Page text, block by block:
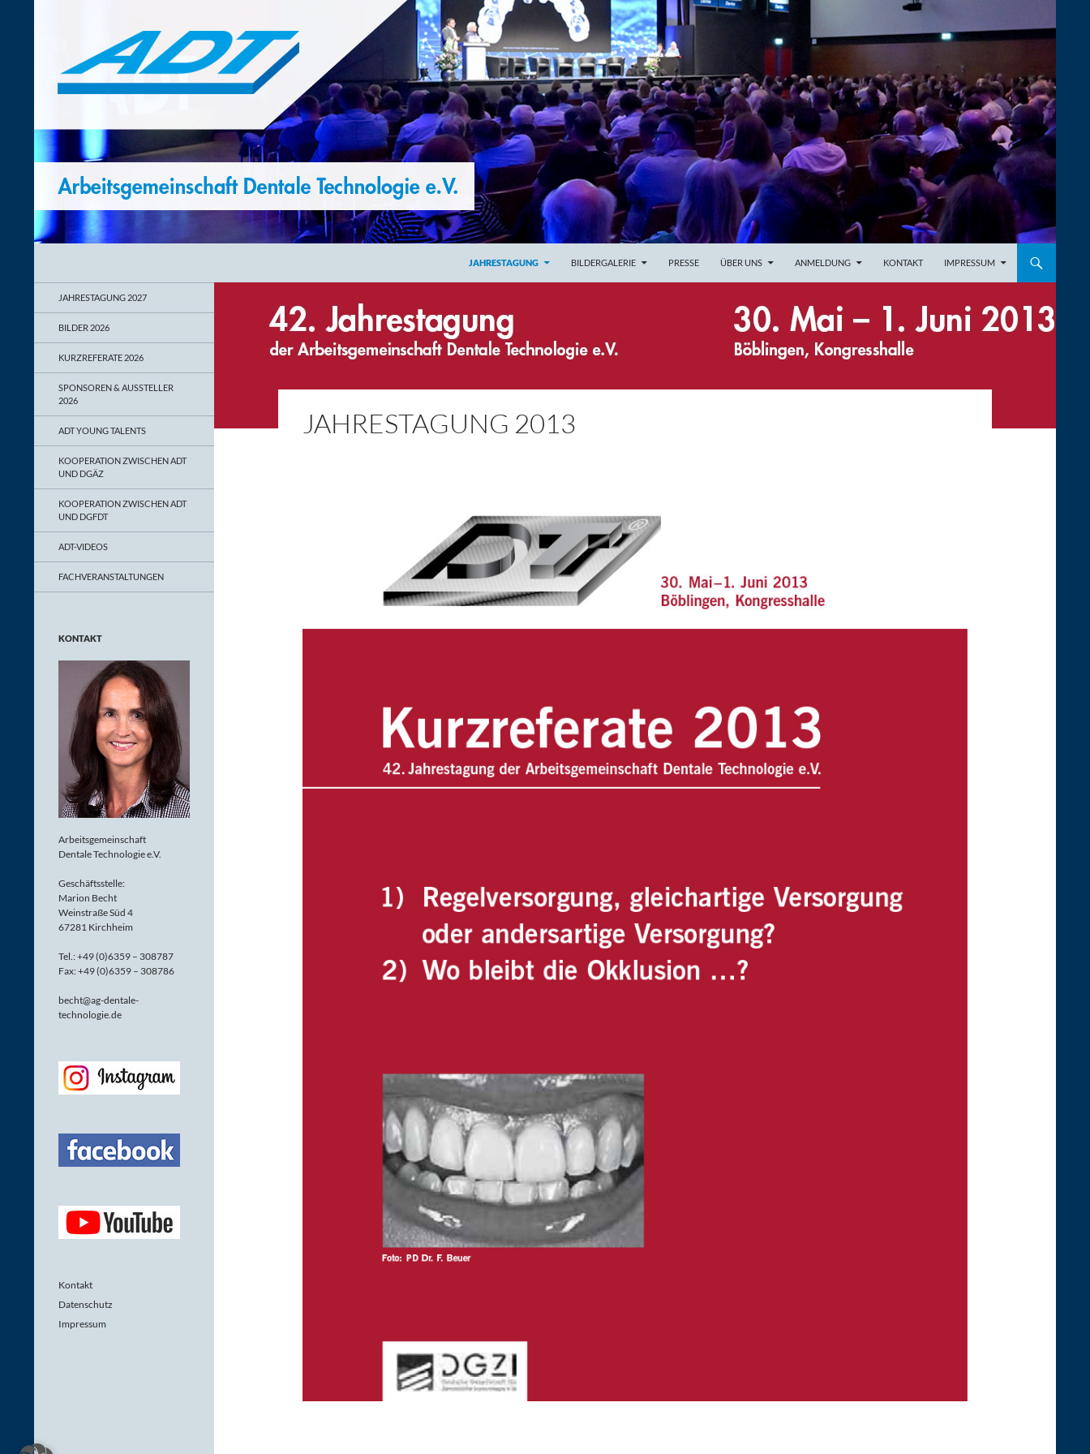
JAHRESTAGUNG
BILDERGALERIE PRESSE ÜBER UNS ANMELDUNG KONTAKT IMPRESSUM
JAHRESTAGUNG 2013
2027
JAHRESTAGUNG 2027
BILDER 2026
KURZREFERATE 2026
SPONSOREN & AUSSTELLER
2026
ADT YOUNG TALENTS
KOOPERATION ZWISCHEN ADT
UND DGÄZ
KOOPERATION ZWISCHEN ADT
UND DGFDT
ADT-VIDEOS
FACHVERANSTALTUNGEN
KONTAKT
Arbeitsgemeinschaft
Dentale Technologie e.V.
Geschäftsstelle:
Marion Becht
Weinstraße Süd 4
67281 Kirchheim
Tel.: +49 (0)6359 – 308787
Fax: +49 (0)6359 – 308786
becht@ag-dentale-
technologie.de
Kontakt
Datenschutz
Impressum